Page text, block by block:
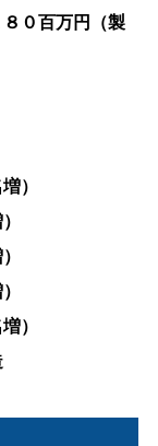
０百万円（製
）
）